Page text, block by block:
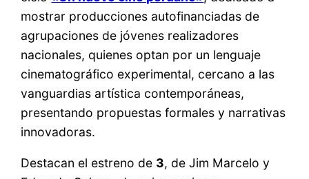
mostrar producciones autofinanciadas de
agrupaciones de jóvenes realizadores
nacionales, quienes optan por un lenguaje
cinematográfico experimental, cercano a las
vanguardias artística contemporáneas,
presentando propuestas formales y narrativas
innovadoras.
Destacan el estreno de 3, de Jim Marcelo y